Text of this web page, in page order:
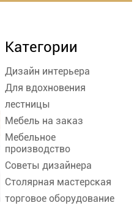
Категории
Дизайн интерьера
Для вдохновения
лестницы
Мебель на заказ
Мебельное
производство
Советы дизайнера
Столярная мастерская
торговое оборудование